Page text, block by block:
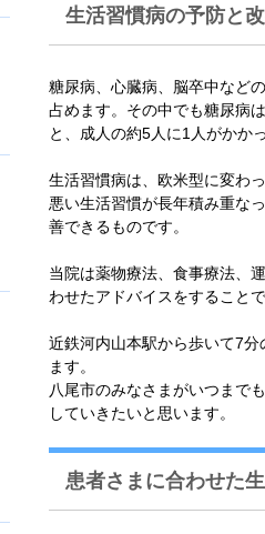
生活習慣病の予防と
糖尿病、心臓病、脳卒中など
占めます。その中でも糖尿病
と、成人の約5人に1人がかか
生活習慣病は、欧米型に変わ
悪い生活習慣が長年積み重な
善できるものです。
当院は薬物療法、食事療法、
わせたアドバイスをすること
近鉄河内山本駅から歩いて7
ます。
八尾市のみなさまがいつまで
していきたいと思います。
患者さまに合わせた